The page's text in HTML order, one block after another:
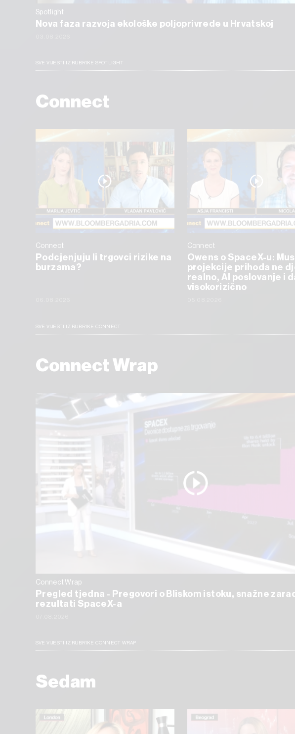
Spotlight
Nova faza razvoja ekološke poljoprivrede u Hrvatskoj
SVE VIJESTI IZ RUBRIKE SPOTLIGHT
Connect
Connect
Podcjenjuju li trgovci rizike na
burzama?
Connect
Owens o SpaceX-u:
projekcije prihoda ne
realno, AI poslovanje i
visokorizično
SVE VIJESTI IZ RUBRIKE CONNECT
Connect Wrap
Connect Wrap
Pregled tjedna - Pregovori o Bliskom istoku, snažne
rezultati SpaceX-a
SVE VIJESTI IZ RUBRIKE CONNECT WRAP
Sedam